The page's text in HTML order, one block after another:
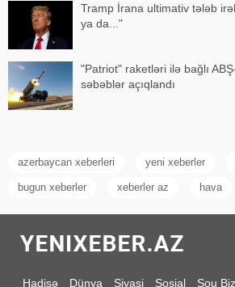
Tramp İrana ultimativ tələb
ya da..."
"Patriot" raketləri ilə bağlı
səbəblər açıqlandı
azerbaycan xeberleri yeni xeberler
bugun xeberler xeberler az hava
Hadisə Dünya Siyasi Sosial Şou